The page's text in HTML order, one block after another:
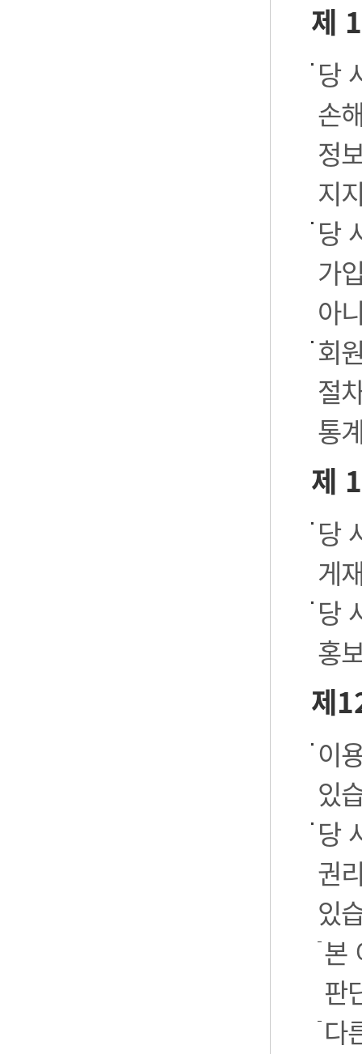
제
당
손
정
지
당
가
아
회
절
통
제
당
게
당
홍
제
이
있
당
권
있
본
판
다